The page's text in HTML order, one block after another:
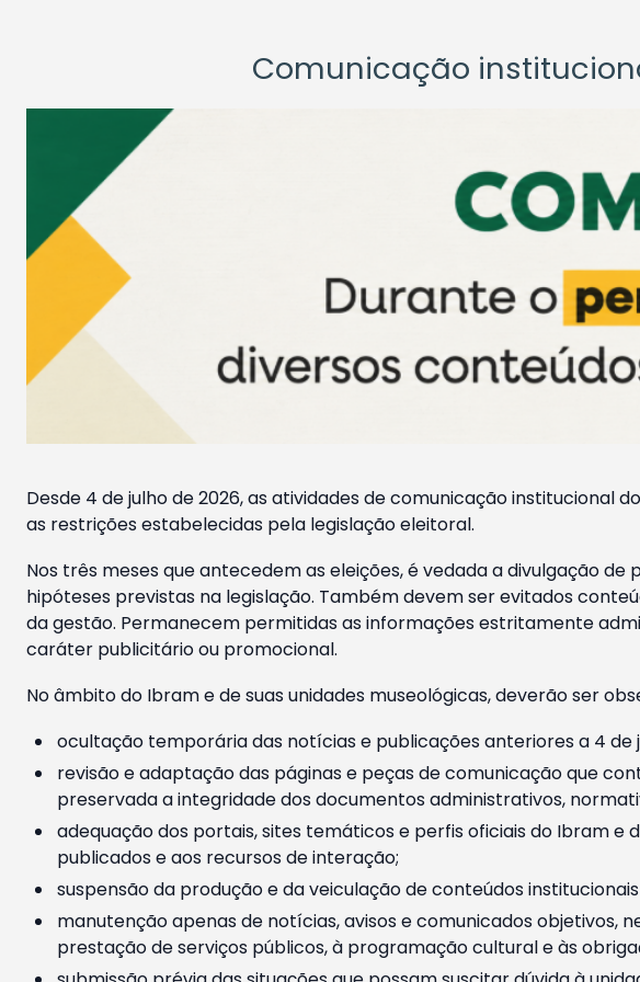
Comunicação
Desde 4 de julho de 2026, as atividades de comunicação institucional
as restrições estabelecidas pela legislação eleitoral.
Nos três meses que antecedem as eleições, é vedada a divulgação
hipóteses previstas na legislação. Também devem ser evitados
da gestão. Permanecem permitidas as informações estritamente
caráter publicitário ou promocional.
No âmbito do Ibram e de suas unidades museológicas, deverão ser
ocultação temporária das notícias e publicações anteriores a 4
revisão e adaptação das páginas e peças de comunicação que
preservada a integridade dos documentos administrativos,
adequação dos portais, sites temáticos e perfis oficiais do Ibram e
publicados e aos recursos de interação;
suspensão da produção e da veiculação de conteúdos
manutenção apenas de notícias, avisos e comunicados objetivos,
prestação de serviços públicos, à programação cultural e às